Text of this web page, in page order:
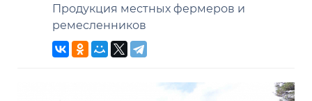
Продукция местных фермеров и
ремесленников